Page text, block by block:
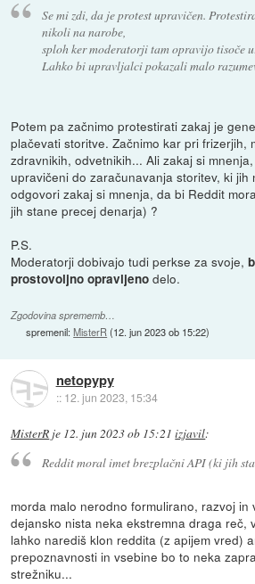
Se mi zdi, da je protest upravičen.
nikoli na narobe,
sploh ker moderatorji tam opravijo tisoče
Lahko bi upravljalci pokazali malo
Potem pa začnimo protestirati zakaj je
plačevati storitve. Začnimo kar pri frizerjih,
zdravnikih, odvetnikih... Ali zakaj si
upravičeni do zaračunavanja storitev, ki jih
odgovori zakaj si mnenja, da bi Reddit
jih stane precej denarja) ?
P.S.
Moderatorji dobivajo tudi perkse za svoje,
prostovoljno opravljenodelo.
Zgodovina sprememb…
spremenil:MisterR (12. jun 2023 ob 15:22)
netopypy
:: 12. jun 2023, 15:34
MisterR je 12. jun 2023 ob 15:21 izjavil:
Reddit moral imet brezplačni API (ki jih
morda malo nerodno formulirano, razvoj in
dejansko nista neka ekstremna draga reč,
lahko narediš klon reddita (z apijem vred)
prepoznavnosti in vsebine bo to neka
strežniku...